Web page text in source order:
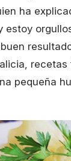
ha
estoy
recetas
pequeña